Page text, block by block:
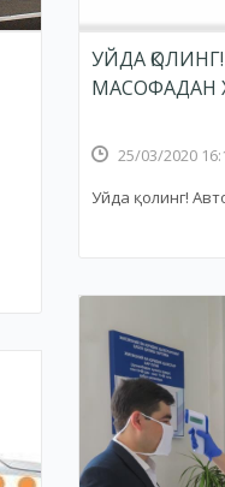
УЙДА
МАСОФАДАН
25/03/2020
Уйда қолинг!